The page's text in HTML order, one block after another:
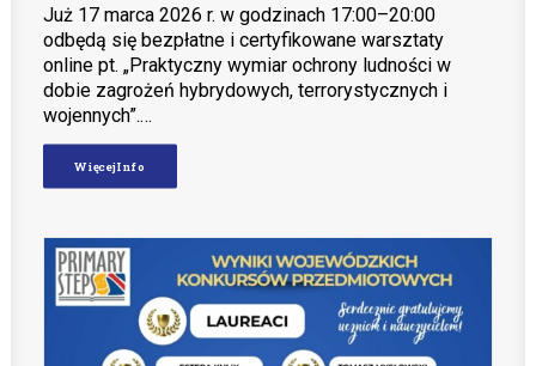
Już 17 marca 2026 r. w godzinach 17:00–20:00
odbędą się bezpłatne i certyfikowane warsztaty
online pt. „Praktyczny wymiar ochrony ludności w
dobie zagrożeń hybrydowych, terrorystycznych i
wojennych”.…
Więcej Info